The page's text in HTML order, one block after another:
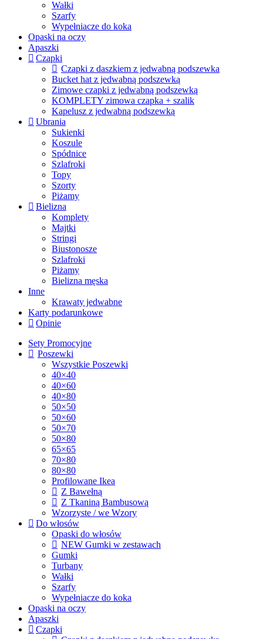
Wałki
Szarfy
Wypełniacze do koka
Opaski na oczy
Apaszki
Czapki
Czapki z daszkiem z jedwabną podszewka
Bucket hat z jedwabną podszewką
Zimowe czapki z jedwabną podszewką
KOMPLETY zimowa czapka + szalik
Kapelusz z jedwabną podszewką
Ubrania
Sukienki
Koszule
Spódnice
Szlafroki
Topy
Szorty
Piżamy
Bielizna
Komplety
Majtki
Stringi
Biustonosze
Szlafroki
Piżamy
Bielizna męska
Inne
Krawaty jedwabne
Karty podarunkowe
Opinie
Sety Promocyjne
Poszewki
Wszystkie Poszewki
40×40
40×60
40×80
50×50
50×60
50×70
50×80
65×65
70×80
80×80
Profilowane Ikea
Z Bawełną
Z Tkaniną Bambusową
Wzorzyste / we Wzory
Do włosów
Opaski do włosów
NEW Gumki w zestawach
Gumki
Turbany
Wałki
Szarfy
Wypełniacze do koka
Opaski na oczy
Apaszki
Czapki